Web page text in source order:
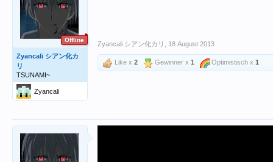
Offline
Zyancali シアン化カ
リ
TSUNAMI~
Zyancali
Zyancali シアン化カリ 18 August 2013
Like x 2 Gewinner x 1 Optimistisch x 1